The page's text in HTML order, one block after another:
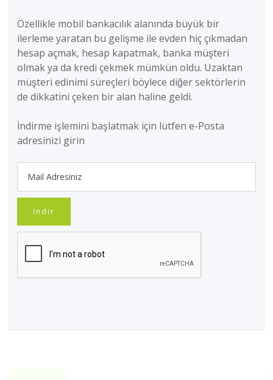
Özellikle mobil bankacılık alanında büyük bir
ilerleme yaratan bu gelişme ile evden hiç çıkmadan
hesap açmak, hesap kapatmak, banka müşteri
olmak ya da kredi çekmek mümkün oldu. Uzaktan
müşteri edinimi süreçleri böylece diğer sektörlerin
de dikkatini çeken bir alan haline geldi.
İndirme işlemini başlatmak için lütfen e-Posta
adresinizi girin